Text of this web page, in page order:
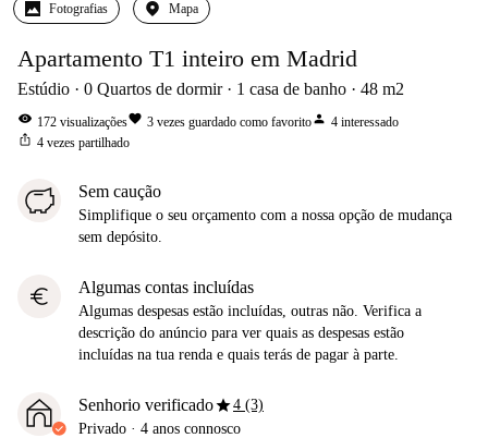
Fotografias Mapa
Apartamento T1 inteiro em Madrid
Estúdio 0 Quartos de dormir 1 casa de banho 48 m2
visibility 172 visualizaçõesfavorite 3 vezes guardado como favoritoperson 4 interessado
ios_share 4 vezes partilhado
Sem caução
Simplifique o seu orçamento com a nossa opção de mudança
sem depósito.
euro Algumas contas incluídas
Algumas despesas estão incluídas, outras não. Verifica a
descrição do anúncio para ver quais as despesas estão
incluídas na tua renda e quais terás de pagar à parte.
Senhorio verificadostar4 (3)
Privado · 4 anos connosco